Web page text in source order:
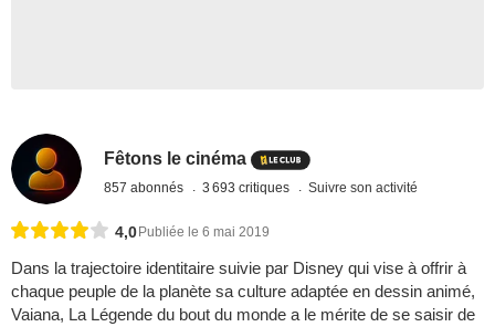
Fêtons le cinéma
857 abonnés 3 693 critiques Suivre son activité
4,0 Publiée le 6 mai 2019
Dans la trajectoire identitaire suivie par Disney qui vise à offrir à
chaque peuple de la planète sa culture adaptée en dessin animé,
Vaiana, La Légende du bout du monde a le mérite de se saisir de